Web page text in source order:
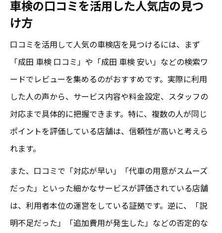
車検の口コミを活用した人気店の見つ
け方
口コミを活用して人気の車検店を見つけるには、まず
「成田 車検 口コミ」や「成田 車検 安い」などの検索ワ
ードでレビューを集めるのがおすすめです。実際に利用
した人の声から、サービス内容や料金設定、スタッフの
対応まで具体的に把握できます。特に、複数の人が同じ
ポイントを評価している店舗は、信頼性が高いと考えら
れます。
また、口コミで「対応が早い」「代車の用意がスムーズ
だった」といった細かなサービスが評価されている店舗
は、利用者本位の運営をしている証拠です。逆に、「説
明不足だった」「追加費用が発生した」などの否定的な